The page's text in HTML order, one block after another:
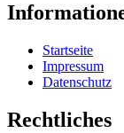
Startseite
Impressum
Datenschutz
Rechtliches